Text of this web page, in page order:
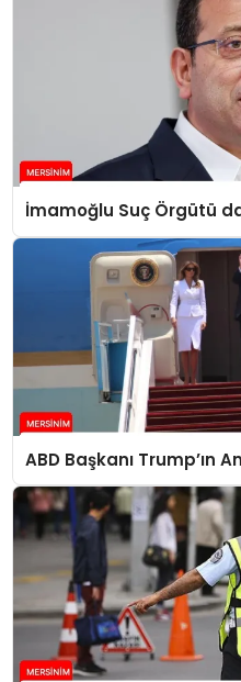
İmamoğlu Suç Örgütü
ABD Başkanı Trump’ın